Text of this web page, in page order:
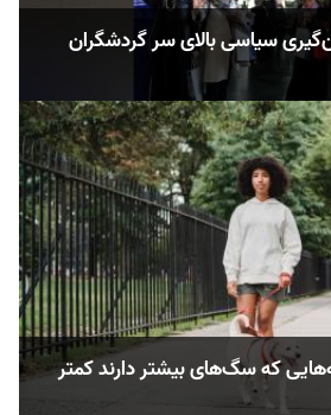
سیاسی بالای سر گردشگران
که سگ‌‌های بیشتر دارند کمتر